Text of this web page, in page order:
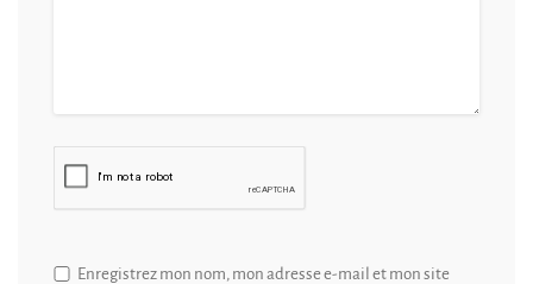
Enregistrez mon nom, mon adresse e-mail et mon site